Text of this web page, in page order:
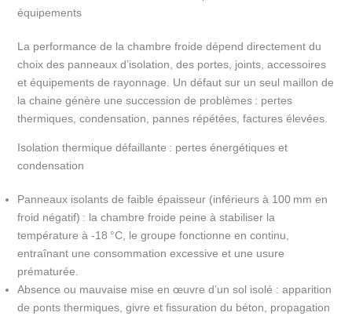
équipements
La performance de la chambre froide dépend directement du
choix des panneaux d’isolation, des portes, joints, accessoires
et équipements de rayonnage. Un défaut sur un seul maillon de
la chaine génère une succession de problèmes : pertes
thermiques, condensation, pannes répétées, factures élevées.
Isolation thermique défaillante : pertes énergétiques et
condensation
Panneaux isolants de faible épaisseur (inférieurs à 100 mm en
froid négatif) : la chambre froide peine à stabiliser la
température à -18 °C, le groupe fonctionne en continu,
entraînant une consommation excessive et une usure
prématurée.
Absence ou mauvaise mise en œuvre d’un sol isolé : apparition
de ponts thermiques, givre et fissuration du béton, propagation